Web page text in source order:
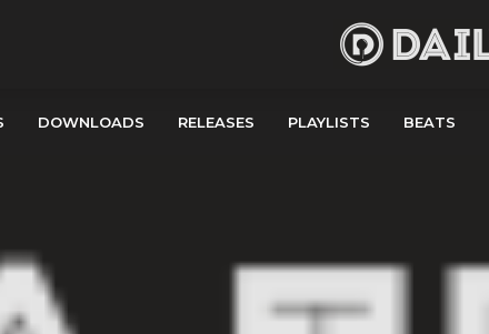
DOWNLOADS RELEASES PLAYLISTS BEATS